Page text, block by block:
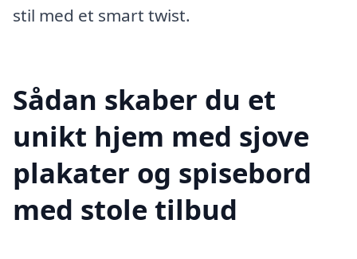
stil med et smart twist.
Sådan skaber du et
unikt hjem med sjove
plakater og spisebord
med stole tilbud